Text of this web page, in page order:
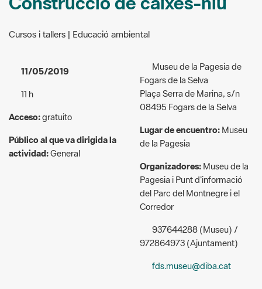
11/05/2019
Acceso:gratuito
Público al que va dirigida la
actividad:
General
Fogars de la Selva
08495 Fogars de la Selva
Lugar de encuentro:
Museu
de la Pagesia
Organizadores:
Museu de la
Pagesia i Punt d’informació
del Parc del Montnegre i el
Corredor
937644288 (Museu) /
972864973 (Ajuntament)
fds.museu@diba.cat